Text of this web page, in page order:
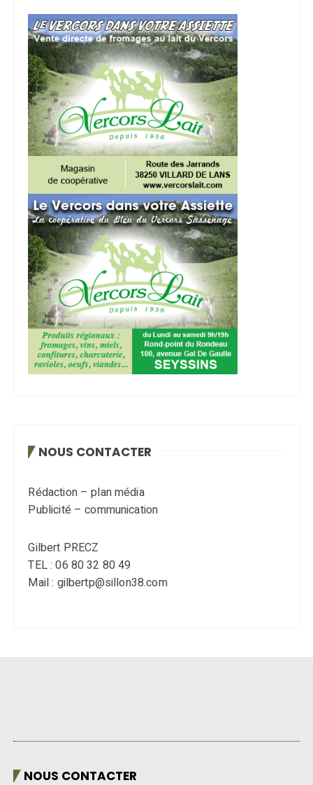
NOUS CONTACTER
Rédaction – plan média
Publicité – communication
Gilbert PRECZ
TEL : 06 80 32 80 49
Mail : gilbertp@sillon38.com
NOUS CONTACTER